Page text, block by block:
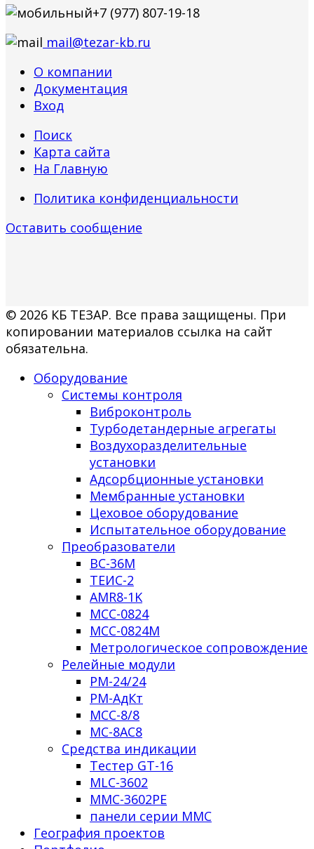
+7 (977) 807-19-18
mail@tezar-kb.ru
О компании
Документация
Вход
Поиск
Карта сайта
На Главную
Политика конфиденциальности
Оставить сообщение
© 2026 КБ ТЕЗАР. Все права защищены. При
копировании материалов ссылка на сайт
обязательна.
Оборудование
Системы контроля
Виброконтроль
Турбодетандерные агрегаты
Воздухоразделительные
установки
Адсорбционные установки
Мембранные установки
Цеховое оборудование
Испытательное оборудование
Преобразователи
ВС-36М
ТЕИС-2
AMR8-1K
МСС-0824
МСС-0824М
Метрологическое сопровождение
Релейные модули
РМ-24/24
РМ-АдКт
МСС-8/8
МС-8АС8
Средства индикации
Тестер GT-16
MLC-3602
MMC-3602PЕ
панели серии ММС
География проектов